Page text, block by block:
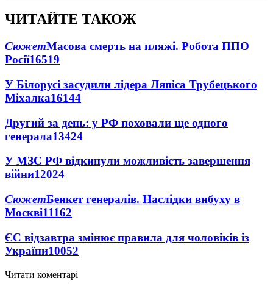
ЧИТАЙТЕ ТАКОЖ
СюжетМасова смерть на пляжі. Робота ППО
Росії16519
У Білорусі засудили лідера Ляпіса Трубецького
Міхалка16144
Другий за день: у РФ поховали ще одного
генерала13424
У МЗС РФ відкинули можливість завершення
війни12024
СюжетБенкет генералів. Наслідки вибуху в
Москві11162
ЄС відзавтра змінює правила для чоловіків із
України10052
Читати коментарі